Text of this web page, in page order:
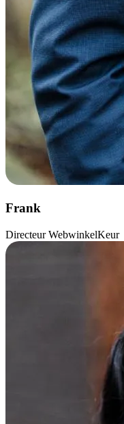
Frank
Directeur WebwinkelKeur